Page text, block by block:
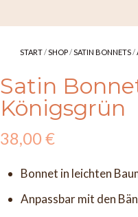
START/SHOP/SATIN BONNETS/
Satin
Königsgrün
38,00€
Bonnet in leichten
Anpassbar mit den